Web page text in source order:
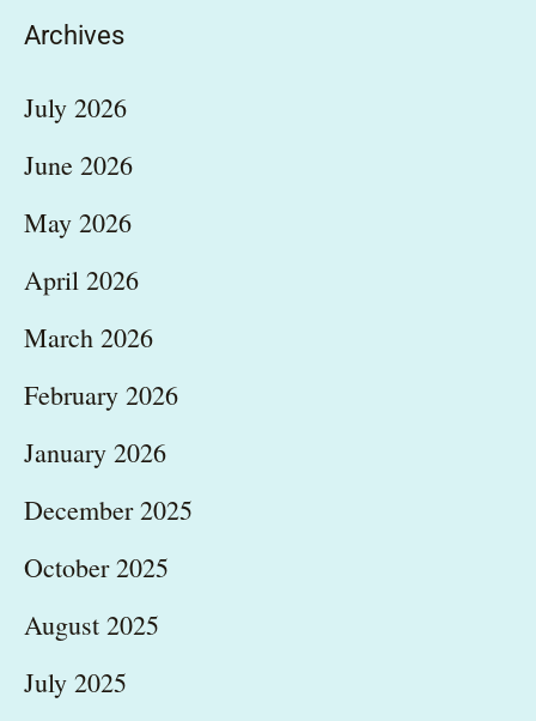
Archives
July 2026
June 2026
May 2026
April 2026
March 2026
February 2026
January 2026
December 2025
October 2025
August 2025
July 2025